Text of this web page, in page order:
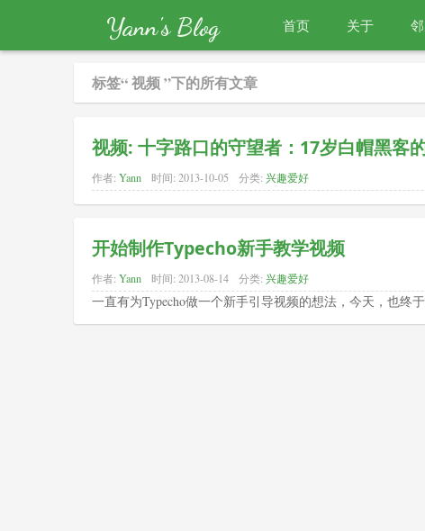
Yann's Blog 首页 关于
标签“ 视频 ”下的所有文章
视频: 十字路口的守望者：17岁白帽黑客
作者: Yann 时间: 2013-10-05 分类: 兴趣爱好
开始制作Typecho新手教学视频
作者: Yann 时间: 2013-08-14 分类: 兴趣爱好
一直有为Typecho做一个新手引导视频的想法，今天，也终